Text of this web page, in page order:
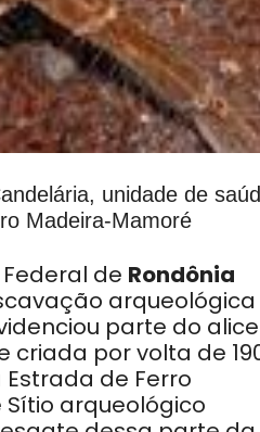
unidade de
Madeira-Mamoré
de Rondônia
arqueológica
parte do
criada por volta de
de Ferro
arqueológico